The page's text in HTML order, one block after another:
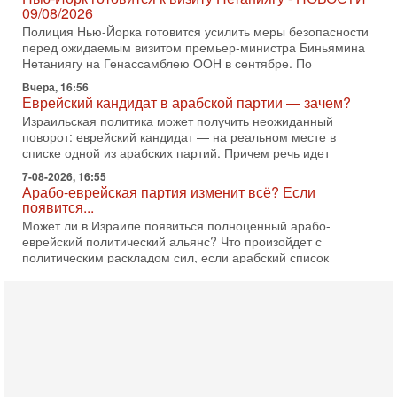
09/08/2026
Полиция Нью-Йорка готовится усилить меры безопасности
перед ожидаемым визитом премьер-министра Биньямина
Нетаниягу на Генассамблею ООН в сентябре. По
Вчера, 16:56
Еврейский кандидат в арабской партии — зачем?
Израильская политика может получить неожиданный
поворот: еврейский кандидат — на реальном месте в
списке одной из арабских партий. Причем речь идет
7-08-2026, 16:55
Арабо-еврейская партия изменит всё? Если
появится...
Может ли в Израиле появиться полноценный арабо-
еврейский политический альянс? Что произойдет с
политическим раскладом сил, если арабский список